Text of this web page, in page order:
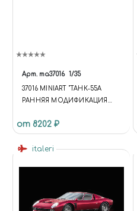
Арт. ma37016 1/35
37016 МINIART "ТАНК-55А
РАННЯЯ МОДИФИКАЦИЯ
от 8202 ₽
italeri